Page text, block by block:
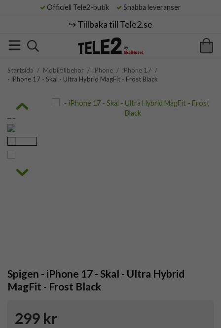
Officiell Tele2-butik Snabba leveranser
↪️ Tillbaka till Tele2.se
Startsida / Mobiltillbehör / iPhone / iPhone 17 /
- iPhone 17 - Skal - Ultra Hybrid MagFit - Frost Black
Spigen - iPhone 17 - Skal - Ultra Hybrid
MagFit - Frost Black
299 kr